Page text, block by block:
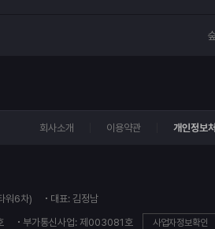
회사소개 이용약관 개인정보
워6차)
대표: 김정남
부가통신사업: 제003081호 사업자정보확인